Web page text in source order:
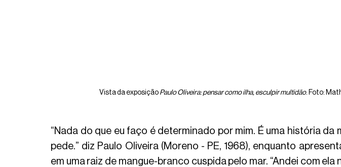
Vista da exposição Paulo Oliveira: pensar como ilha, esculpir multidão. Foto:
“Nada do que eu faço é determinado por mim. É uma história da
pede.” diz Paulo Oliveira (Moreno - PE, 1968), enquanto
em uma raiz de mangue-branco cuspida pelo mar. “Andei com ela